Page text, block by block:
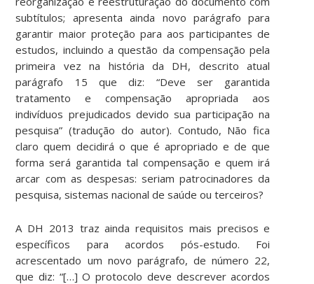
subtítulos; apresenta ainda novo parágrafo para
garantir maior proteção para aos participantes de
estudos, incluindo a questão da compensação pela
primeira vez na história da DH, descrito atual
parágrafo 15 que diz: “Deve ser garantida
tratamento e compensação apropriada aos
indivíduos prejudicados devido sua participação na
pesquisa” (tradução do autor). Contudo, Não fica
claro quem decidirá o que é apropriado e de que
forma será garantida tal compensação e quem irá
arcar com as despesas: seriam patrocinadores da
pesquisa, sistemas nacional de saúde ou terceiros?
A DH 2013 traz ainda requisitos mais precisos e
específicos para acordos pós-estudo. Foi
acrescentado um novo parágrafo, de número 22,
que diz: “[…] O protocolo deve descrever acordos